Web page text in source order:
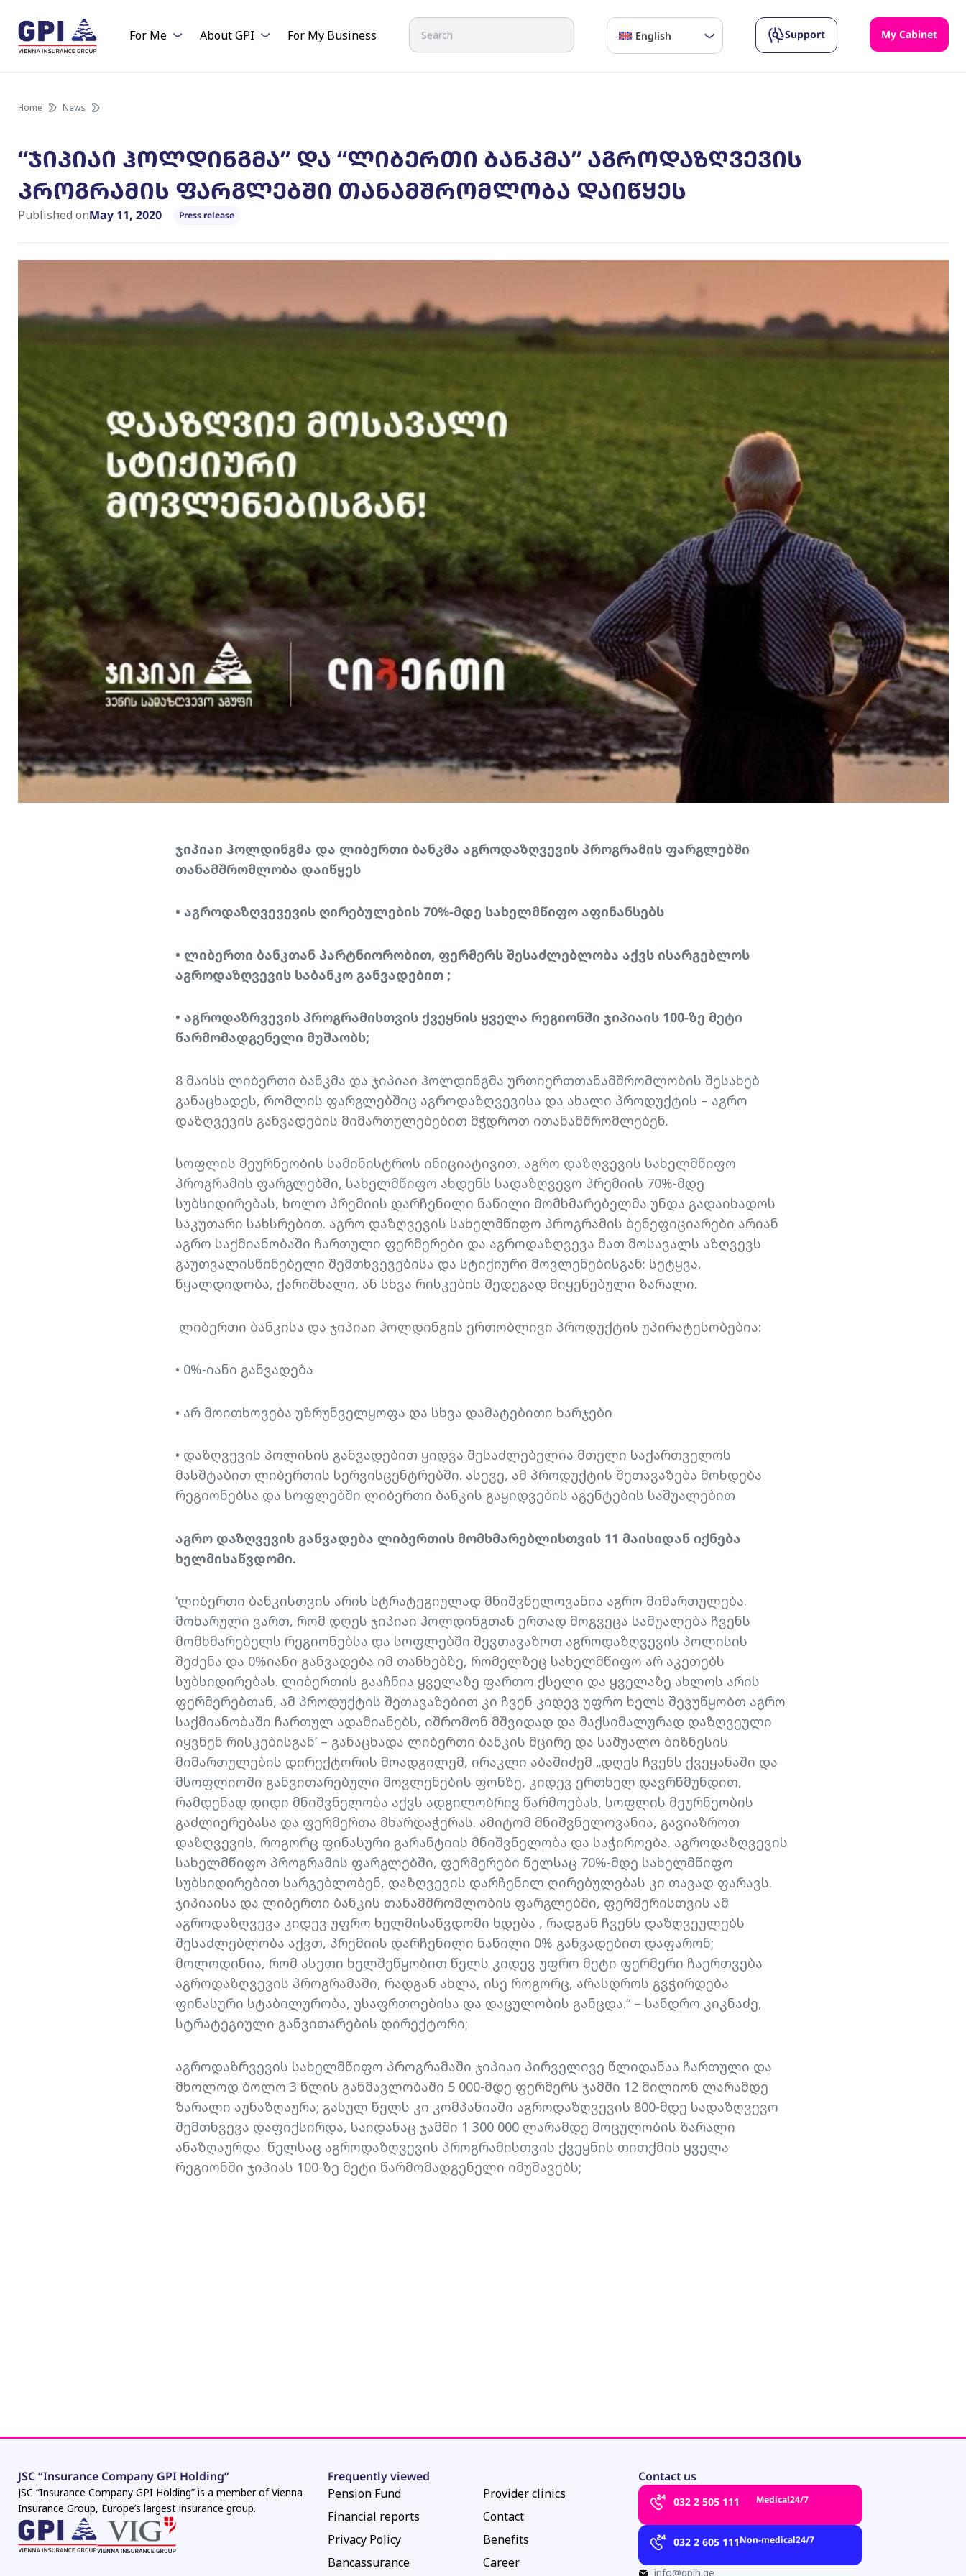
content
For Me About GPI For My Business
Search
English
Support My Cabinet
Home News
“ჯიპიაი ჰოლდინგმა” და “ლიბერთი ბანკმა” აგროდაზღვევის
პროგრამის ფარგლებში თანამშრომლობა დაიწყეს
Published onMay 11, 2020 Press release
ჯიპიაი ჰოლდინგმა და ლიბერთი ბანკმა აგროდაზღვევის პროგრამის ფარგლებში
თანამშრომლობა დაიწყეს
• აგროდაზღვევევის ღირებულების 70%-მდე სახელმწიფო აფინანსებს
• ლიბერთი ბანკთან პარტნიორობით, ფერმერს შესაძლებლობა აქვს ისარგებლოს
აგროდაზღვევის საბანკო განვადებით ;
• აგროდაზრვევის პროგრამისთვის ქვეყნის ყველა რეგიონში ჯიპიაის 100-ზე მეტი
წარმომადგენელი მუშაობს;
8 მაისს ლიბერთი ბანკმა და ჯიპიაი ჰოლდინგმა ურთიერთთანამშრომლობის შესახებ
განაცხადეს, რომლის ფარგლებშიც აგროდაზღვევისა და ახალი პროდუქტის – აგრო
დაზღვევის განვადების მიმართულებებით მჭდროთ ითანამშრომლებენ.
სოფლის მეურნეობის სამინისტროს ინიციატივით, აგრო დაზღვევის სახელმწიფო
პროგრამის ფარგლებში, სახელმწიფო ახდენს სადაზღვევო პრემიის 70%-მდე
სუბსიდირებას, ხოლო პრემიის დარჩენილი ნაწილი მომხმარებელმა უნდა გადაიხადოს
საკუთარი სახსრებით. აგრო დაზღვევის სახელმწიფო პროგრამის ბენეფიციარები არიან
აგრო საქმიანობაში ჩართული ფერმერები და აგროდაზღვევა მათ მოსავალს აზღვევს
გაუთვალისწინებელი შემთხვევებისა და სტიქიური მოვლენებისგან: სეტყვა,
წყალდიდობა, ქარიშხალი, ან სხვა რისკების შედეგად მიყენებული ზარალი.
ლიბერთი ბანკისა და ჯიპიაი ჰოლდინგის ერთობლივი პროდუქტის უპირატესობებია:
• 0%-იანი განვადება
• არ მოითხოვება უზრუნველყოფა და სხვა დამატებითი ხარჯები
• დაზღვევის პოლისის განვადებით ყიდვა შესაძლებელია მთელი საქართველოს
მასშტაბით ლიბერთის სერვისცენტრებში. ასევე, ამ პროდუქტის შეთავაზება მოხდება
რეგიონებსა და სოფლებში ლიბერთი ბანკის გაყიდვების აგენტების საშუალებით
აგრო დაზღვევის განვადება ლიბერთის მომხმარებლისთვის 11 მაისიდან იქნება
ხელმისაწვდომი.
‘ლიბერთი ბანკისთვის არის სტრატეგიულად მნიშვნელოვანია აგრო მიმართულება.
მოხარული ვართ, რომ დღეს ჯიპიაი ჰოლდინგთან ერთად მოგვეცა საშუალება ჩვენს
მომხმარებელს რეგიონებსა და სოფლებში შევთავაზოთ აგროდაზღვევის პოლისის
შეძენა და 0%იანი განვადება იმ თანხებზე, რომელზეც სახელმწიფო არ აკეთებს
სუბსიდირებას. ლიბერთის გააჩნია ყველაზე ფართო ქსელი და ყველაზე ახლოს არის
ფერმერებთან, ამ პროდუქტის შეთავაზებით კი ჩვენ კიდევ უფრო ხელს შევუწყობთ აგრო
საქმიანობაში ჩართულ ადამიანებს, იშრომონ მშვიდად და მაქსიმალურად დაზღვეული
იყვნენ რისკებისგან’ – განაცხადა ლიბერთი ბანკის მცირე და საშუალო ბიზნესის
მიმართულების დირექტორის მოადგილემ, ირაკლი აბაშიძემ „დღეს ჩვენს ქვეყანაში და
მსოფლიოში განვითარებული მოვლენების ფონზე, კიდევ ერთხელ დავრწმუნდით,
რამდენად დიდი მნიშვნელობა აქვს ადგილობრივ წარმოებას, სოფლის მეურნეობის
გაძლიერებასა და ფერმერთა მხარდაჭერას. ამიტომ მნიშვნელოვანია, გავიაზროთ
დაზღვევის, როგორც ფინასური გარანტიის მნიშვნელობა და საჭიროება. აგროდაზღვევის
სახელმწიფო პროგრამის ფარგლებში, ფერმერები წელსაც 70%-მდე სახელმწიფო
სუბსიდირებით სარგებლობენ, დაზღვევის დარჩენილ ღირებულებას კი თავად ფარავს.
ჯიპიაისა და ლიბერთი ბანკის თანამშრომლობის ფარგლებში, ფერმერისთვის ამ
აგროდაზღვევა კიდევ უფრო ხელმისაწვდომი ხდება , რადგან ჩვენს დაზღვეულებს
შესაძლებლობა აქვთ, პრემიის დარჩენილი ნაწილი 0% განვადებით დაფარონ;
მოლოდინია, რომ ასეთი ხელშეწყობით წელს კიდევ უფრო მეტი ფერმერი ჩაერთვება
აგროდაზღვევის პროგრამაში, რადგან ახლა, ისე როგორც, არასდროს გვჭირდება
ფინასური სტაბილურობა, უსაფრთოებისა და დაცულობის განცდა.“ – სანდრო კიკნაძე,
სტრატეგიული განვითარების დირექტორი;
აგროდაზრვევის სახელმწიფო პროგრამაში ჯიპიაი პირველივე წლიდანაა ჩართული და
მხოლოდ ბოლო 3 წლის განმავლობაში 5 000-მდე ფერმერს ჯამში 12 მილიონ ლარამდე
ზარალი აუნაზღაურა; გასულ წელს კი კომპანიაში აგროდაზღვევის 800-მდე სადაზღვევო
შემთხვევა დაფიქსირდა, საიდანაც ჯამში 1 300 000 ლარამდე მოცულობის ზარალი
ანაზღაურდა. წელსაც აგროდაზღვევის პროგრამისთვის ქვეყნის თითქმის ყველა
რეგიონში ჯიპიას 100-ზე მეტი წარმომადგენელი იმუშავებს;
JSC “Insurance Company GPI Holding”
JSC “Insurance Company GPI Holding” is a member of Vienna
Insurance Group, Europe’s largest insurance group.
Frequently viewed
Pension Fund
Financial reports
Privacy Policy
Bancassurance
Provider clinics
Contact
Benefits
Career
Contact us
032 2 505 111 Medical24/7
032 2 605 111Non-medical24/7
info@gpih.ge